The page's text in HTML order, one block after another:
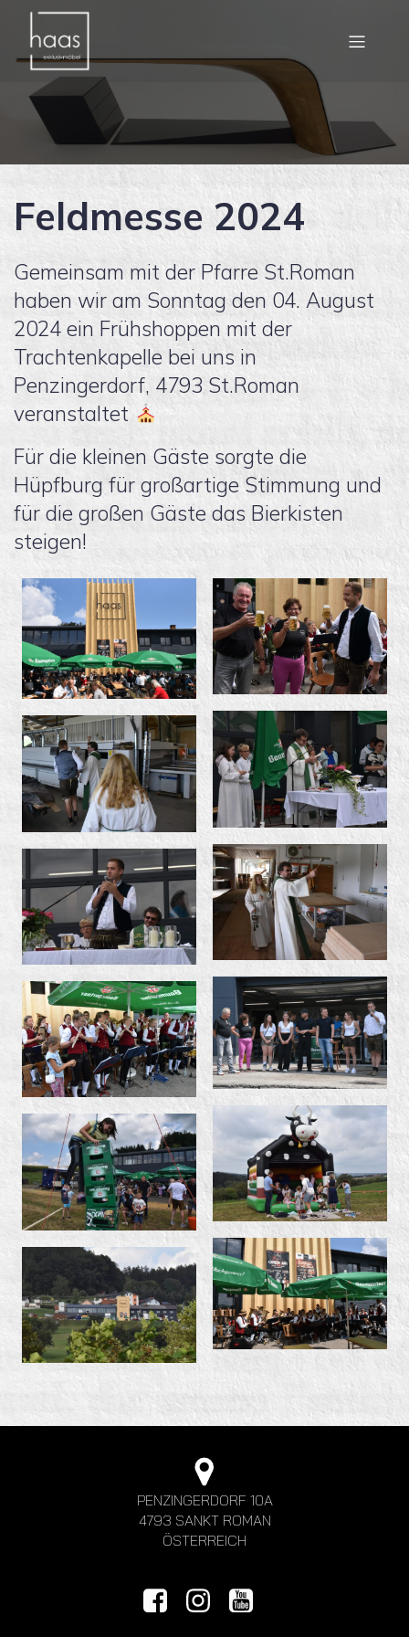
Feldmesse 2024
Gemeinsam mit der Pfarre St.Roman
haben wir am Sonntag den 04. August
2024 ein Frühshoppen mit der
Trachtenkapelle bei uns in
Penzingerdorf, 4793 St.Roman
veranstaltet
Für die kleinen Gäste sorgte die
Hüpfburg für großartige Stimmung und
für die großen Gäste das Bierkisten
steigen!
PENZINGERDORF 10A
4793 SANKT ROMAN
ÖSTERREICH